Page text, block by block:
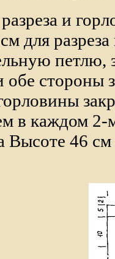
и
для
петлю,
обе стороны
в каждом 2-
Высоте 46